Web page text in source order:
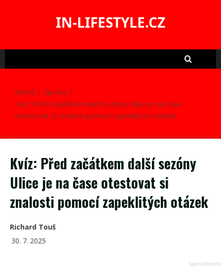
IN-LIFESTYLE.CZ
Domů
Zprávy
Kvíz: Před začátkem další sezóny Ulice je na čase
otestovat si znalosti pomocí zapeklitých otázek
Kvíz: Před začátkem další sezóny
Ulice je na čase otestovat si
znalosti pomocí zapeklitých otázek
Richard Touš
30. 7. 2025